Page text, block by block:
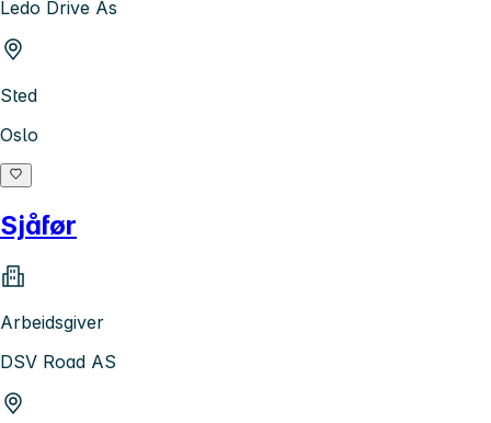
Ledo Drive As
Sted
Oslo
Sjåfør
Arbeidsgiver
DSV Road AS